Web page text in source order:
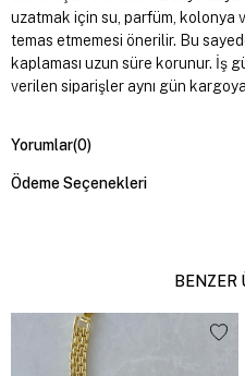
uzatmak için su, parfüm, kolonya
temas etmemesi önerilir. Bu
kaplaması uzun süre korunur. İş
verilen siparişler aynı gün
Yorumlar(0)
Ödeme Seçenekleri
BENZER